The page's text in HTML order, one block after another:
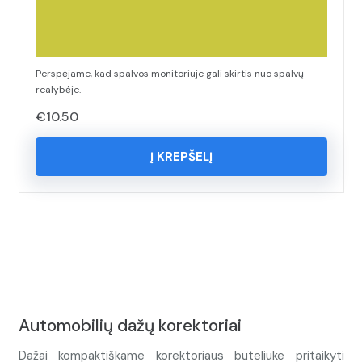
Perspėjame, kad spalvos monitoriuje gali skirtis nuo spalvų
realybėje.
€10.50
Į KREPŠELĮ
Automobilių dažų korektoriai
Dažai kompaktiškame korektoriaus buteliuke pritaikyti